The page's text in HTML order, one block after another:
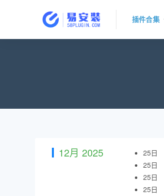
插件合集
12月 2025 25日
25日
25日
25日